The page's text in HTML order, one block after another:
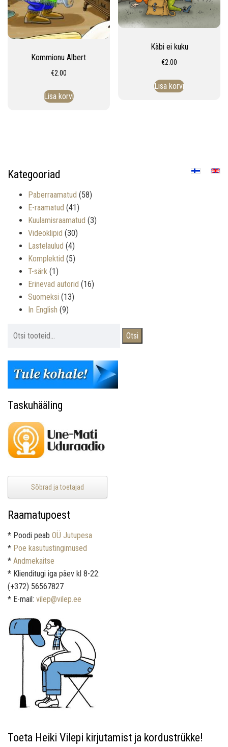
Kommionu Albert
€2.00
Lisa korvi
Käbi ei kuku
€2.00
Lisa korvi
Kategooriad
Paberraamatud (58)
E-raamatud (41)
Kuulamisraamatud (3)
Videoklipid (30)
Lastelaulud (4)
Komplektid (5)
T-särk (1)
Erinevad autorid (16)
Suomeksi (13)
In English (9)
Otsi
Taskuhääling
Sõbrad ja toetajad
Raamatupoest
* Poodi peab OÜ Jutupesa
* Poe kasutustingimused
* Andmekaitse
* Klienditugi iga päev kl 8-22:
(+372) 56567827
* E-mail: vilep@vilep.ee
Toeta Heiki Vilepi kirjutamist ja kordustrükke!